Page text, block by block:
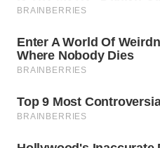
NATUNA
WN
BINTAN
WN
MANDALIKA